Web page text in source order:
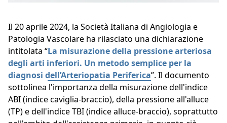
Il 20 aprile 2024, la Società Italiana di Angiologia e
Patologia Vascolare ha rilasciato una dichiarazione
intitolata “La misurazione della pressione arteriosa
degli arti inferiori. Un metodo semplice per la
diagnosi dell’Arteriopatia Periferica”. Il documento
sottolinea l'importanza della misurazione dell'indice
ABI (indice caviglia-braccio), della pressione all'alluce
(TP) e dell'indice TBI (indice alluce-braccio), soprattutto